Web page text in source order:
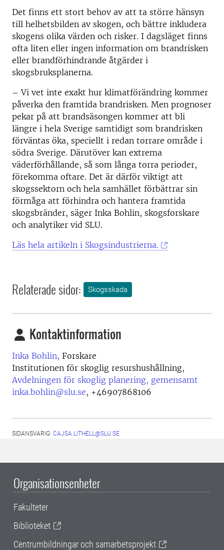
Det finns ett stort behov av att ta större hänsyn
till helhetsbilden av skogen, och bättre inkludera
skogens olika värden och risker. I dagsläget finns
ofta liten eller ingen information om brandrisken
eller brandförhindrande åtgärder i
skogsbruksplanerna.
– Vi vet inte exakt hur klimatförändring kommer
påverka den framtida brandrisken. Men prognoser
pekar på att brandsäsongen kommer att bli
längre i hela Sverige samtidigt som brandrisken
förväntas öka, speciellt i redan torrare område i
södra Sverige. Därutöver kan extrema
väderförhållande, så som långa torra perioder,
förekomma oftare. Det är därför viktigt att
skogssektorn och hela samhället förbättrar sin
förmåga att förhindra och hantera framtida
skogsbränder, säger Inka Bohlin, skogsforskare
och analytiker vid SLU.
Läs hela artikeln i Skogsindustrierna.
Relaterade sidor: Skogsskada
Kontaktinformation
Inka Bohlin, Forskare
Institutionen för skoglig resurshushållning,
Avdelningen för skoglig planering, gemensamt
inka.bohlin@slu.se, +46907868106
SIDANSVARIG: CAJSA.LITHELL@SLU.SE
Organisationsenheter
Fakulteter
Biblioteket
Centrumbildningar och samarbetsprojekt